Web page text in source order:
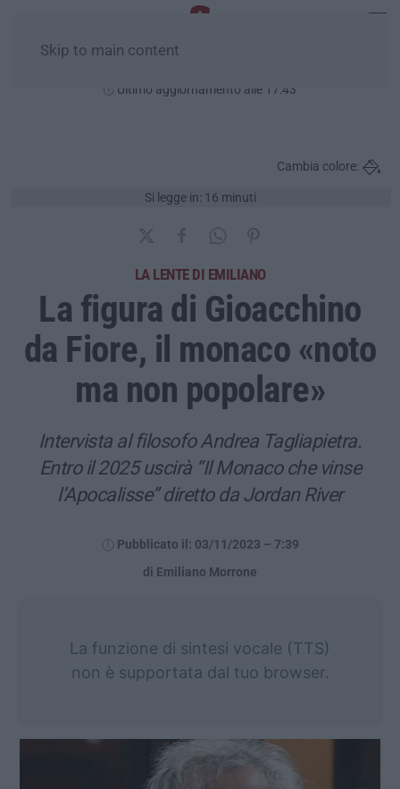
Skip to main content
Ultimo aggiornamento alle 17:43
Si legge in: 16 minuti
Cambia colore:
LA LENTE DI EMILIANO
La figura di Gioacchino
da Fiore, il monaco «noto
ma non popolare»
Intervista al filosofo Andrea Tagliapietra.
Entro il 2025 uscirà “Il Monaco che vinse
l’Apocalisse” diretto da Jordan River
Pubblicato il: 03/11/2023 – 7:39
di Emiliano Morrone
La funzione di sintesi vocale (TTS)
non è supportata dal tuo browser.